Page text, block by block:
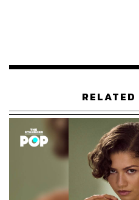
Robinson เล่าว่า “เมื่อ Tashi
พื้นเนื้อบางเบาให้เห็นผิวธรรม
Face and Body
เดียวกันนี้ใน
Euphoriaเพื่อให้ดู
ส่วนการปัดแก้มแดงระเรื่อแบ
Benefit Cosmetics Benetint
Bronzing Balms เพื่อให้ดูเหมื
คอร์ต รวมถึงเพิ่มกระด้วย